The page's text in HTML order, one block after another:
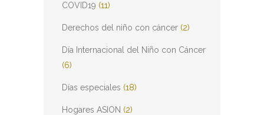
COVID19 (11)
Derechos del niño con cáncer (2)
Día Internacional del Niño con Cáncer
(6)
Días especiales (18)
Hogares ASION (2)